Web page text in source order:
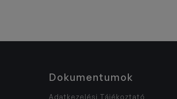
Dokumentumok
Adatkezelési Tájékoztató